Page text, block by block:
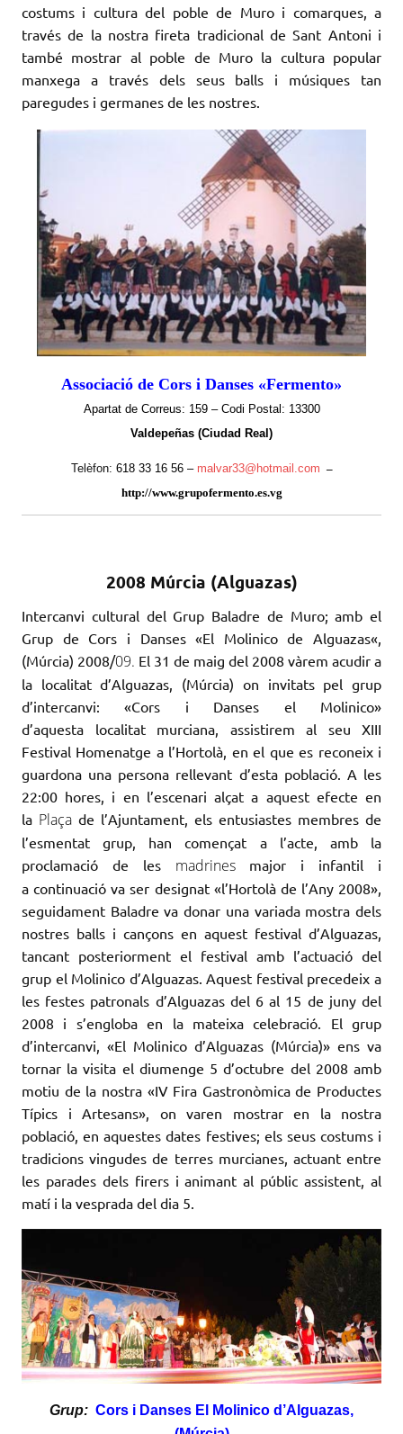
costums i cultura del poble de Muro i comarques, a
través de la nostra fireta tradicional de Sant Antoni i
també mostrar al poble de Muro la cultura popular
manxega a través dels seus balls i músiques tan
paregudes i germanes de les nostres.
Associació de Cors i Danses «Fermento»
Apartat de Correus: 159 – Codi Postal: 13300
Valdepeñas (Ciudad Real)
Telèfon: 618 33 16 56 – malvar33@hotmail.com –
http://www.grupofermento.es.vg
2008 Múrcia (Alguazas)
Intercanvi cultural del Grup Baladre de Muro; amb el
Grup de Cors i Danses «El Molinico de Alguazas«
(Múrcia) 2008/09. El 31 de maig del 2008 vàrem acudir a
la localitat d’Alguazas , (Múrcia) on invitats pel grup
d’intercanvi: «Cors i Danses el Molinico»
d’aquesta localitat murciana, assistirem al seu XIII
Festival Homenatge a l’Hortolà, en el que es reconeix i
guardona una persona rellevant d’estapoblació. A les
22:00 hores, i en l’escenari alçat a aquest efecte en
la Plaça de l’Ajuntament, els entusiastes membres de
l’esmentat grup, han començat a l’acte, amb la
proclamació de les madrinesmajor i infantil i
a continuació va ser designat «l’Hortolà de l’Any 2008»,
seguidament Baladre va donar una variada mostra dels
nostres balls i cançons en aquest festival d’Alguazas
tancant posteriorment el festival amb l’actuació del
grup el Molinico d’Alguazas. Aquest festival precedeix a
les festes patronals d’Alguazasdel 6 al 15 de juny del
2008 i s’engloba en la mateixa celebració. El grup
d’intercanvi, «El Molinico d’Alguazas (Múrcia)» ens va
tornar la visita el diumenge 5 d’octubre del 2008 amb
motiu de la nostra «IV Fira Gastronòmica de Productes
Típics i Artesans», on varen mostrar en la nostra
població, en aquestes dates festives; els seus costums i
tradicions vingudes de terres murcianes, actuant entre
les parades dels firers i animant al públic assistent, al
matí i la vesprada del dia 5.
Grup: Cors i Danses El Molinico d’Alguazas,